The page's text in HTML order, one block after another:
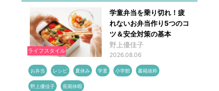
ライフスタイル
学童弁当を乗り切れ！疲
れないお弁当作り5つのコ
ツ＆安全対策の基本
野上優佳子
2026.08.06
お弁当 レシピ 夏休み 学童 小学館 書籍抜粋
野上優佳子 長期休暇